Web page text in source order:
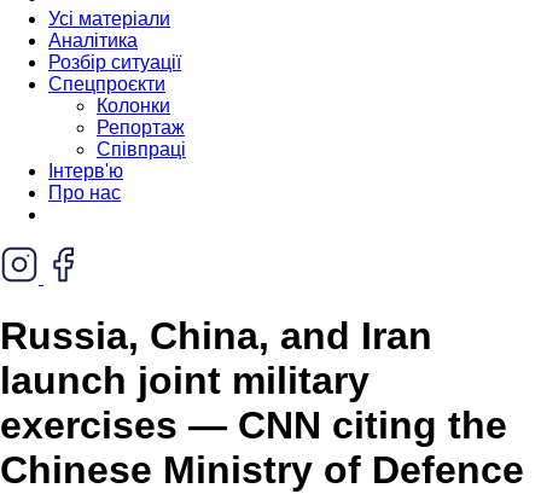
Усі матеріали
Аналітика
Розбір ситуації
Спецпроєкти
Колонки
Репортаж
Співпраці
Інтерв'ю
Про нас
Russia, China, and Iran
launch joint military
exercises — CNN citing the
Chinese Ministry of Defence